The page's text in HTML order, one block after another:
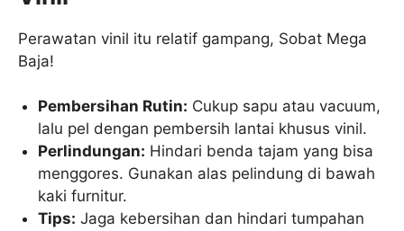
Perawatan vinil itu relatif gampang, Sobat Mega
Baja!
Pembersihan Rutin: Cukup sapu atau vacuum,
lalu pel dengan pembersih lantai khusus vinil.
Perlindungan: Hindari benda tajam yang bisa
menggores. Gunakan alas pelindung di bawah
kaki furnitur.
Tips: Jaga kebersihan dan hindari tumpahan